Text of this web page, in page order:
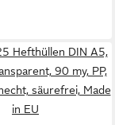
Hefthüllen DIN A5,
90 my, PP,
säurefrei, Made
in EU